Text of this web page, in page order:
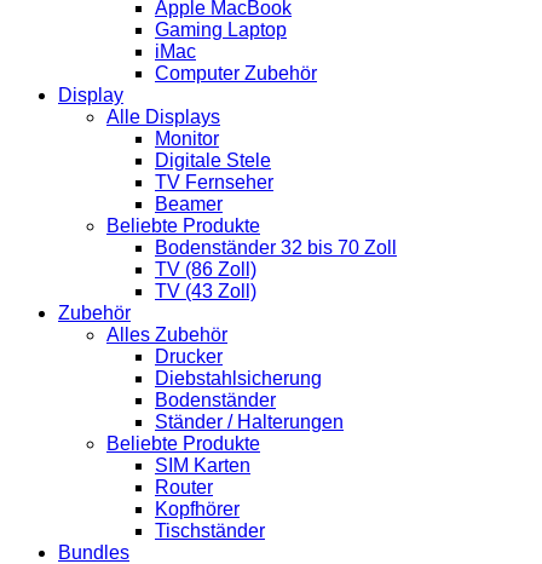
Apple MacBook
Gaming Laptop
iMac
Computer Zubehör
Display
Alle Displays
Monitor
Digitale Stele
TV Fernseher
Beamer
Beliebte Produkte
Bodenständer 32 bis 70 Zoll
TV (86 Zoll)
TV (43 Zoll)
Zubehör
Alles Zubehör
Drucker
Diebstahlsicherung
Bodenständer
Ständer / Halterungen
Beliebte Produkte
SIM Karten
Router
Kopfhörer
Tischständer
Bundles